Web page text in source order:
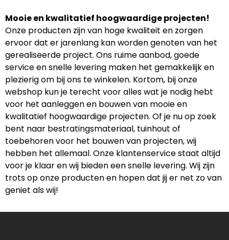
Mooie en kwalitatief hoogwaardige projecten!
Onze producten zijn van hoge kwaliteit en zorgen
ervoor dat er jarenlang kan worden genoten van het
gerealiseerde project. Ons ruime aanbod, goede
service en snelle levering maken het gemakkelijk en
plezierig om bij ons te winkelen. Kortom, bij onze
webshop kun je terecht voor alles wat je nodig hebt
voor het aanleggen en bouwen van mooie en
kwalitatief hoogwaardige projecten. Of je nu op zoek
bent naar bestratingsmateriaal, tuinhout of
toebehoren voor het bouwen van projecten, wij
hebben het allemaal. Onze klantenservice staat altijd
voor je klaar en wij bieden een snelle levering. Wij zijn
trots op onze producten en hopen dat jij er net zo van
geniet als wij!